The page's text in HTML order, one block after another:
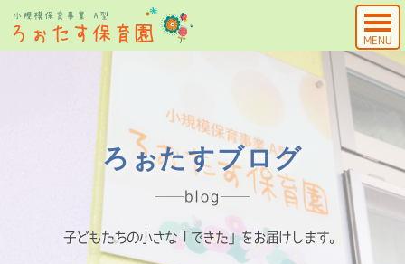
MENU
ろぉたすブログ
blog
子どもたちの小さな「できた」をお届けします。